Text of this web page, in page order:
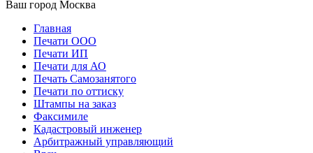
Ваш город Москва
Главная
Печати ООО
Печати ИП
Печати для АО
Печать Самозанятого
Печати по оттиску
Штампы на заказ
Факсимиле
Кадастровый инженер
Арбитражный управляющий